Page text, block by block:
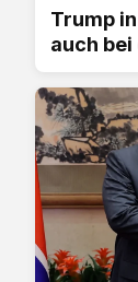
Trump
auch